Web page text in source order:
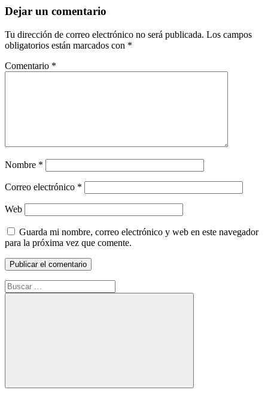
Dejar un comentario
Tu dirección de correo electrónico no será publicada. Los campos
obligatorios están marcados con *
Comentario *
Nombre *
Correo electrónico *
Web
Guarda mi nombre, correo electrónico y web en este navegador
para la próxima vez que comente.
Buscar:
Buscar